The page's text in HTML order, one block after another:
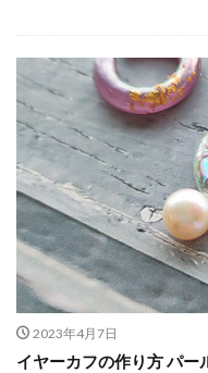
ティーポット
ト
ストーンチップ穴あき
スタンドピアスキャッ
スターフラワー
スタッドピアス
スタッドピアスキャッ
スタンドピアスキャッ
スタンドピアスポスト
ストーンチップホワイ
スタンドピアスポスト
2023年4月7日
イヤーカフの作り方 パー